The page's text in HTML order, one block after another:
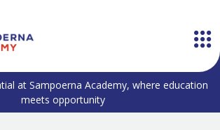
at Sampoerna Academy, where education
meets opportunity